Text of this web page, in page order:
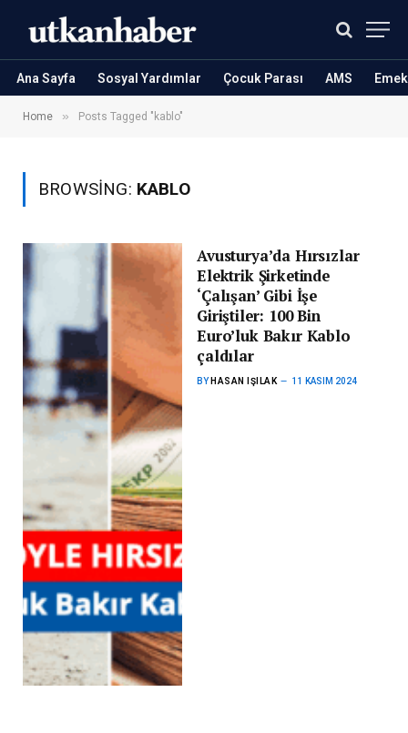
Ana Sayfa Sosyal Yardımlar Çocuk Parası AMS
Home » Posts Tagged "kablo"
BROWSING: KABLO
Avusturya’da Hırsızlar
Elektrik Şirketinde
‘Çalışan’ Gibi İşe
Giriştiler: 100 Bin
Euro’luk Bakır Kablo
çaldılar
BY HASAN IŞILAK 11 KASIM 2024